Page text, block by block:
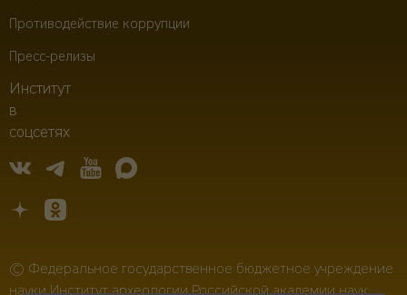
Противодействие коррупции
Пресс-релизы
Институт
в
соцсетях
© Федеральное государственное бюджетное учреждение
науки Институт археологии Российской академии наук,